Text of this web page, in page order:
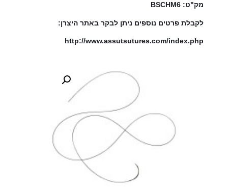
מק"ט: BSCHM6
לקבלת פרטים נוספים ניתן לבקר באתר היצרן:
http://www.assutsutures.com/index.php